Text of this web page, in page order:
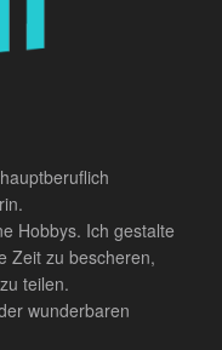
Hobbys. Ich gestalte
Zeit zu bescheren,
teilen.
wunderbaren